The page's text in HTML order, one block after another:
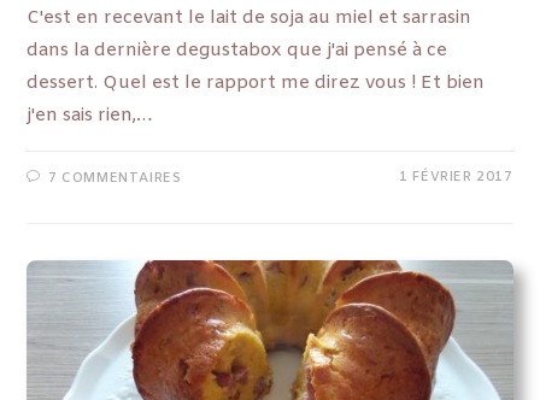
C'est en recevant le lait de soja au miel et sarrasin
dans la dernière degustabox que j'ai pensé à ce
dessert. Quel est le rapport me direz vous ! Et bien
j'en sais rien,…
7 COMMENTAIRES 1 FÉVRIER 2017